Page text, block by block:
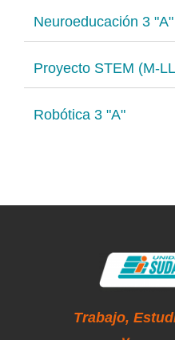
Neuroeducación 3 "A"
Proyecto STEM (M-
Robótica 3 "A"
Trabajo,